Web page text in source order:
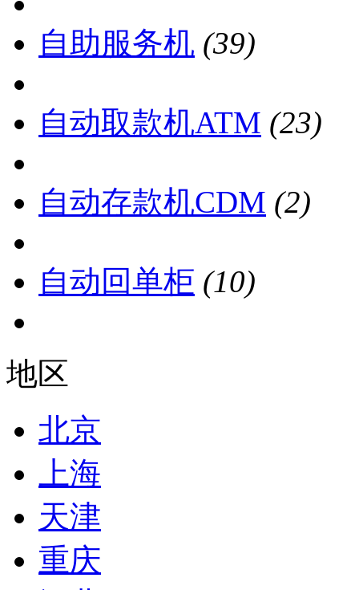
自助服务机 (39)
自动取款机ATM (23)
自动存款机CDM (2)
自动回单柜 (10)
地区
北京
上海
天津
重庆